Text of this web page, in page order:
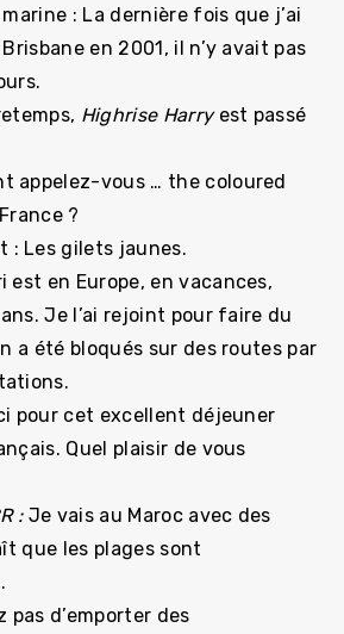
marine : La dernière fois que j’ai
en 2001, il n’y avait pas
Highrise Harryest passé
appelez-vous … the coloured
?
: Les gilets jaunes.
est en Europe, en vacances,
Je l’ai rejoint pour faire du
a été bloqués sur des routes par
pour cet excellent déjeuner
Quel plaisir de vous
:Je vais au Maroc avec des
que les plages sont
pas d’emporter des